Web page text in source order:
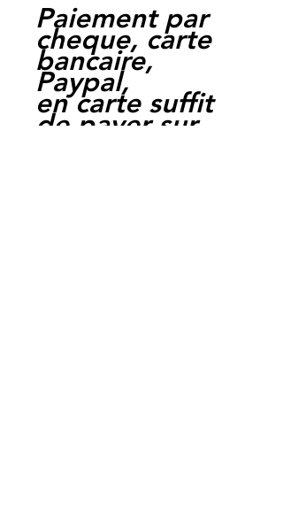
Paiement par
cheque, carte
bancaire,
Paypal,
en carte suffit
de payer sur